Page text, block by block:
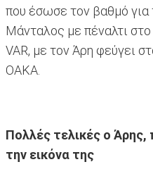
που έσωσε τον βαθμό για
Μάνταλος με πέναλτι
VAR, με τον Άρη φεύγει
ΟΑΚΑ.
Πολλές τελικές ο
την εικόνα της